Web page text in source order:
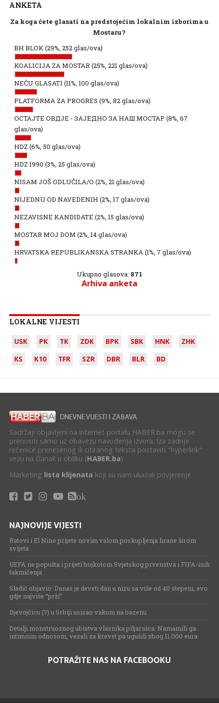
ANKETA
Za koga ćete glasati na predstojećim lokalnim izborima u
Mostaru?
BH BLOK(29%, 252 glas/ova)
KOALICIJA ZA MOSTAR(25%, 221 glas/ova)
NEĆU GLASATI (11%, 100 glas/ova)
PLATFORMA ZA PROGRES (9%, 82 glas/ova)
ОСТАЈТЕ ОВДЈЕ - ЗАЈЕДНО ЗА НАШ МОСТАР (8%, 67
glas/ova)
HDZ (6%, 50 glas/ova)
HDZ 1990 (3%, 25 glas/ova)
NISAM JOŠ ODLUČILA/O (2%, 21 glas/ova)
NIJEDNU OD NAVEDENIH (2%, 17 glas/ova)
NEZAVISNE KANDIDATE (2%, 15 glas/ova)
MOSTAR MOJ DOM (2%, 14 glas/ova)
HRVATSKA REPUBLIKANSKA STRANKA(1%, 7 glas/ova)
Ukupno glasova: 871
Arhiva anketa
LOKALNE VIJESTI
USK PK TK ZDK BPK SBK HNK
ZHK
KS
K10 TFR SZR DBR BLR BD
Sadržaji objavljeni na internet portalu HABER.ba mogu se
prenositi samo uz obavezu navođenja izvora. Iza zadnje
rečenice prenesenog ili citiranog teksta postaviti "hyperlink"
vezu na članak u obliku (HABER.ba).
Marketing lista klijenata koji su nam ukazali povjerenje.
ok
NAJNOVIJE VIJESTI
Ratovi i El Nino prijete novim valom poskupljenja hrane širom
svijeta
UEFA ne popušta i prijeti bojkotom Svjetskog prvenstva i FIFA-inih
takmičenja
Sladić objavio: Danas je deveti dan u nizu sa više od 40 stepeni, evo
gdje najviše “prži”
Djevojčicu (7) u Srbiji usisao vakum na bazenu
Detalji monstruoznog ubistva vlasnika piljarnica: Namamili ga
intimnim odnosom, vezali za krevet pa ugušili zbog 11.000 eura
POTRAŽITE NAS NA FACEBOOKU